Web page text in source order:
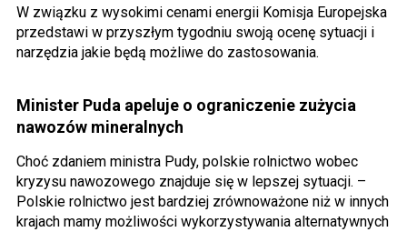
W związku z wysokimi cenami energii Komisja Europejska
przedstawi w przyszłym tygodniu swoją ocenę sytuacji i
narzędzia jakie będą możliwe do zastosowania.
Minister Puda apeluje o ograniczenie zużycia
nawozów mineralnych
Choć zdaniem ministra Pudy, polskie rolnictwo wobec
kryzysu nawozowego znajduje się w lepszej sytuacji. –
Polskie rolnictwo jest bardziej zrównoważone niż w innych
krajach mamy możliwości wykorzystywania alternatywnych